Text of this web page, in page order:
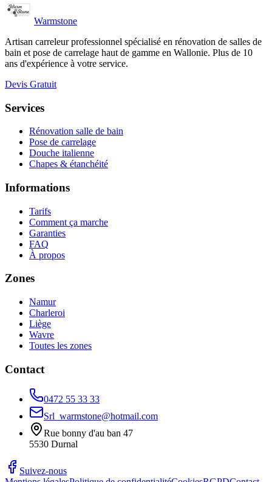
Warmstone
Artisan carreleur professionnel spécialisé en rénovation de salles de
bain et pose de carrelage haut de gamme en Wallonie. Plus de 10
ans d'expérience à votre service.
Devis Gratuit
Services
Rénovation salle de bain
Pose de carrelage
Douche italienne
Chapes & étanchéité
Informations
Tarifs
Comment ça marche
Garanties
FAQ
À propos
Zones
Namur
Charleroi
Liège
Wavre
Toutes les zones
Contact
0472 55 33 33
Srl_warmstone@hotmail.com
Rue bonny d'au ban 47
5530 Durnal
Suivez-nous